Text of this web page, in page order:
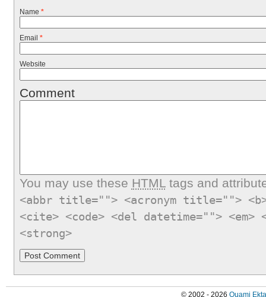
Name *
Email *
Website
Comment
You may use these HTMLtags and
<abbr title=""> <acronym title="">
<cite> <code> <del datetime="">
<strong>
© 2002 - 2026 Quami